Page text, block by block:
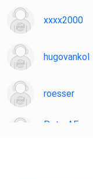
xxxx2000
hugovankol
roesser
PeterAF